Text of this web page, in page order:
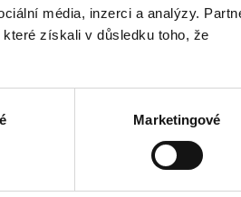
média, inzerci a analýzy.
získali v důsledku toho, že
Marketingové